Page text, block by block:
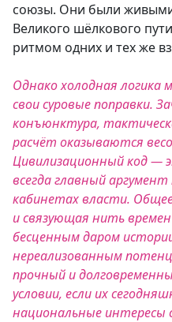
союзы. Они были
Великого шёлкового
ритмом одних и тех же
Однако холодная логика
свои суровые поправки.
конъюнктура,
расчёт оказываются
Цивилизационный код —
всегда главный
кабинетах власти.
и связующая нить
бесценным даром
нереализованным
прочный и
условии, если их
национальные интересы